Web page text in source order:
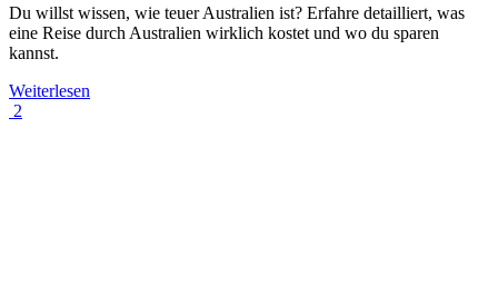
Du willst wissen, wie teuer Australien ist? Erfahre detailliert, was
eine Reise durch Australien wirklich kostet und wo du sparen
kannst.
Weiterlesen
2